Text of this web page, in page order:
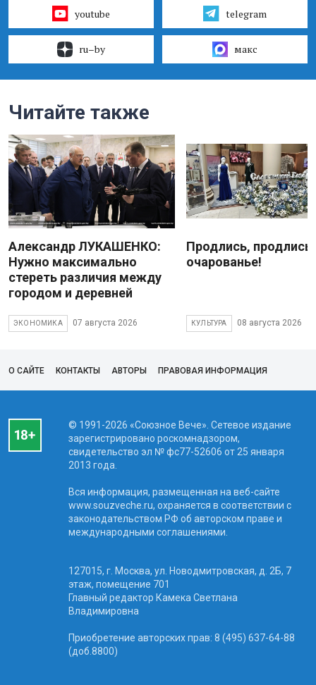
youtube telegram
ru–by макс
Читайте также
Александр ЛУКАШЕНКО:
Нужно максимально
стереть различия между
городом и деревней
ЭКОНОМИКА 07 августа 2026
Продлись, продлись
очарованье!
КУЛЬТУРА 08 августа 2026
О САЙТЕ КОНТАКТЫ АВТОРЫ ПРАВОВАЯ ИНФОРМАЦИЯ
© 1991-2026 «Союзное Вече». Сетевое издание
зарегистрировано роскомнадзором,
свидетельство эл № фc77-52606 от 25 января
2013 года.
Вся информация, размещенная на веб-сайте
www.souzveche.ru, охраняется в соответствии с
законодательством РФ об авторском праве и
международными соглашениями.
127015, г. Москва, ул. Новодмитровская, д. 2Б, 7
этаж, помещение 701
Главный редактор Камека Светлана
Владимировна
Приобретение авторских прав: 8 (495) 637-64-88
(доб.8800)